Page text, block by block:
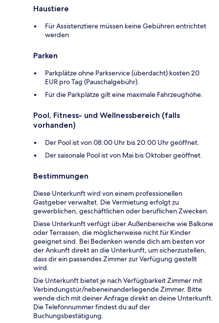
Haustiere
Für Assistenztiere müssen keine Gebühren entrichtet
werden
Parken
Parkplätze ohne Parkservice (überdacht) kosten 20
EUR pro Tag (Pauschalgebühr).
Für die Parkplätze gilt eine maximale Fahrzeughöhe.
Pool, Fitness- und Wellnessbereich (falls
vorhanden)
Der Pool ist von 08:00 Uhr bis 20:00 Uhr geöffnet.
Der saisonale Pool ist von Mai bis Oktober geöffnet.
Bestimmungen
Diese Unterkunft wird von einem professionellen
Gastgeber verwaltet. Die Vermietung erfolgt zu
gewerblichen, geschäftlichen oder beruflichen Zwecken.
Diese Unterkunft verfügt über Außenbereiche wie Balkone
oder Terrassen, die möglicherweise nicht für Kinder
geeignet sind. Bei Bedenken wende dich am besten vor
der Ankunft direkt an die Unterkunft, um sicherzustellen,
dass dir ein passendes Zimmer zur Verfügung gestellt
wird.
Die Unterkunft bietet je nach Verfügbarkeit Zimmer mit
Verbindungstür/nebeneinanderliegende Zimmer. Bitte
wende dich mit deiner Anfrage direkt an deine Unterkunft.
Die Telefonnummer findest du auf der
Buchungsbestätigung.